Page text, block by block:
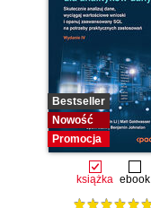
Bestseller
Nowość
Promocja
książka ebook